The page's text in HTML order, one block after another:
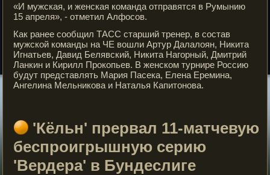
«И мужская, и женская команда отправятся в Румынию
15 апреля», - отметил Алфосов.
Как ранее сообщил ТАСС старший тренер, в состав
мужской команды на ЧЕ вошли Артур Далалоян, Никита
Игнатьев, Давид Белявский, Никита Нагорный, Дмитрий
Ланкин и Кирилл Прокопьев. В женском турнире Россию
будут представлять Мария Пасека, Елена Еремина,
Ангелина Мельникова и Наталья Капитонова.
'Кёльн' прервал 11-матчевую
беспроигрышную серию
'Вердера' в Бундеслиге